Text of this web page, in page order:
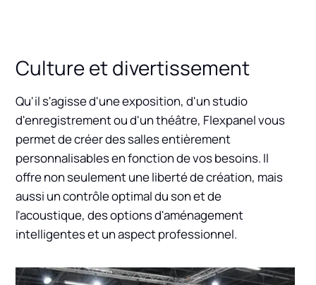
Culture et divertissement
Qu'il s'agisse d'une exposition, d'un studio
d'enregistrement ou d'un théâtre, Flexpanel vous
permet de créer des salles entièrement
personnalisables en fonction de vos besoins. Il
offre non seulement une liberté de création, mais
aussi un contrôle optimal du son et de
l'acoustique, des options d'aménagement
intelligentes et un aspect professionnel.